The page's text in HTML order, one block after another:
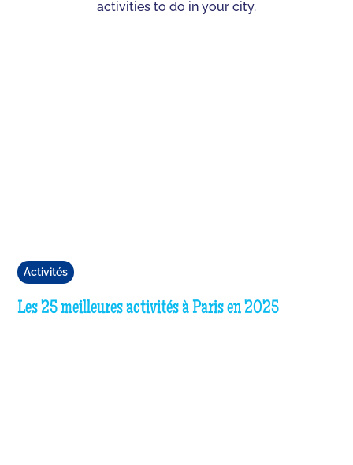
activities to do in your city.
Activités
Les 25 meilleures activités à Paris en 2025